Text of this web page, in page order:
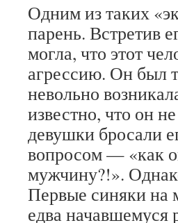
Одним из таких
парень. Встретив
могла, что этот
агрессию. Он был
невольно
известно, что он
девушки бросали
вопросом — «как
мужчину?!».
Первые синяки на
едва начавшемуся